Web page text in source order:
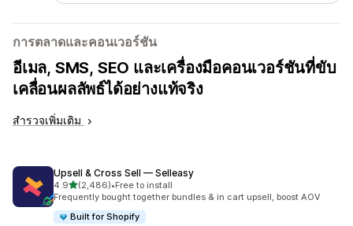
การตลาดและคอนเวอร์ชัน
อีเมล, SMS, SEO และเครื่องมือคอนเวอร์ชันที่ขับ
เคลื่อนผลลัพธ์ได้อย่างแท้จริง
สำรวจเพิ่มเติม
Upsell & Cross Sell — Selleasy
4.9เต็ม 5 ดาว
(2,486)
ทั้งหมด 2486 รีวิว
•Free to install
Frequently bought together bundles & in cart upsell, boost AOV
Built for Shopify